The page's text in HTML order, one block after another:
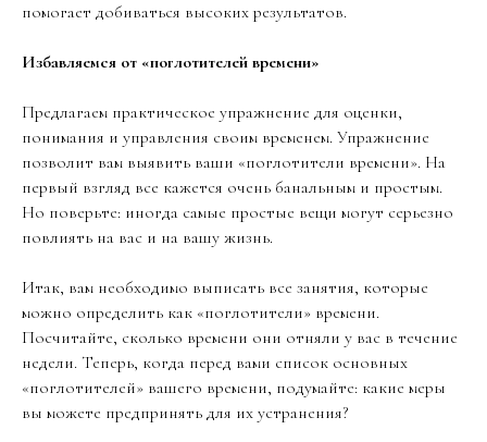
помогает добиваться высоких результатов.
Избавляемся от «поглотителей времени»
Предлагаем практическое упражнение для оценки,
понимания и управления своим временем. Упражнение
позволит вам выявить ваши «поглотители времени». На
первый взгляд все кажется очень банальным и простым.
Но поверьте: иногда самые простые вещи могут серьезно
повлиять на вас и на вашу жизнь.
Итак, вам необходимо выписать все занятия, которые
можно определить как «поглотители» времени.
Посчитайте, сколько времени они отняли у вас в течение
недели. Теперь, когда перед вами список основных
«поглотителей» вашего времени, подумайте: какие меры
вы можете предпринять для их устранения?